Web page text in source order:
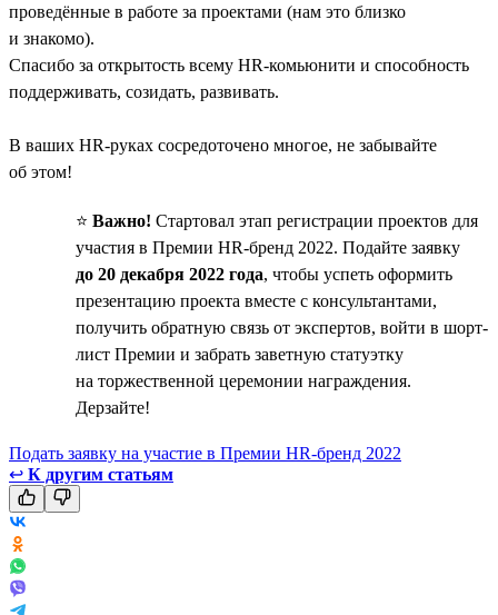
проведённые в работе за проектами (нам это близко
и знакомо).
Спасибо за открытость всему HR-комьюнити и способность
поддерживать, созидать, развивать.
В ваших HR-руках сосредоточено многое, не забывайте
об этом!
⭐️ Важно! Стартовал этап регистрации проектов для
участия в Премии HR-бренд 2022. Подайте заявку
до 20 декабря 2022 года, чтобы успеть оформить
презентацию проекта вместе с консультантами,
получить обратную связь от экспертов, войти в шорт-
лист Премии и забрать заветную статуэтку
на торжественной церемонии награждения.
Дерзайте!
Подать заявку на участие в Премии HR-бренд 2022
↩ К другим статьям